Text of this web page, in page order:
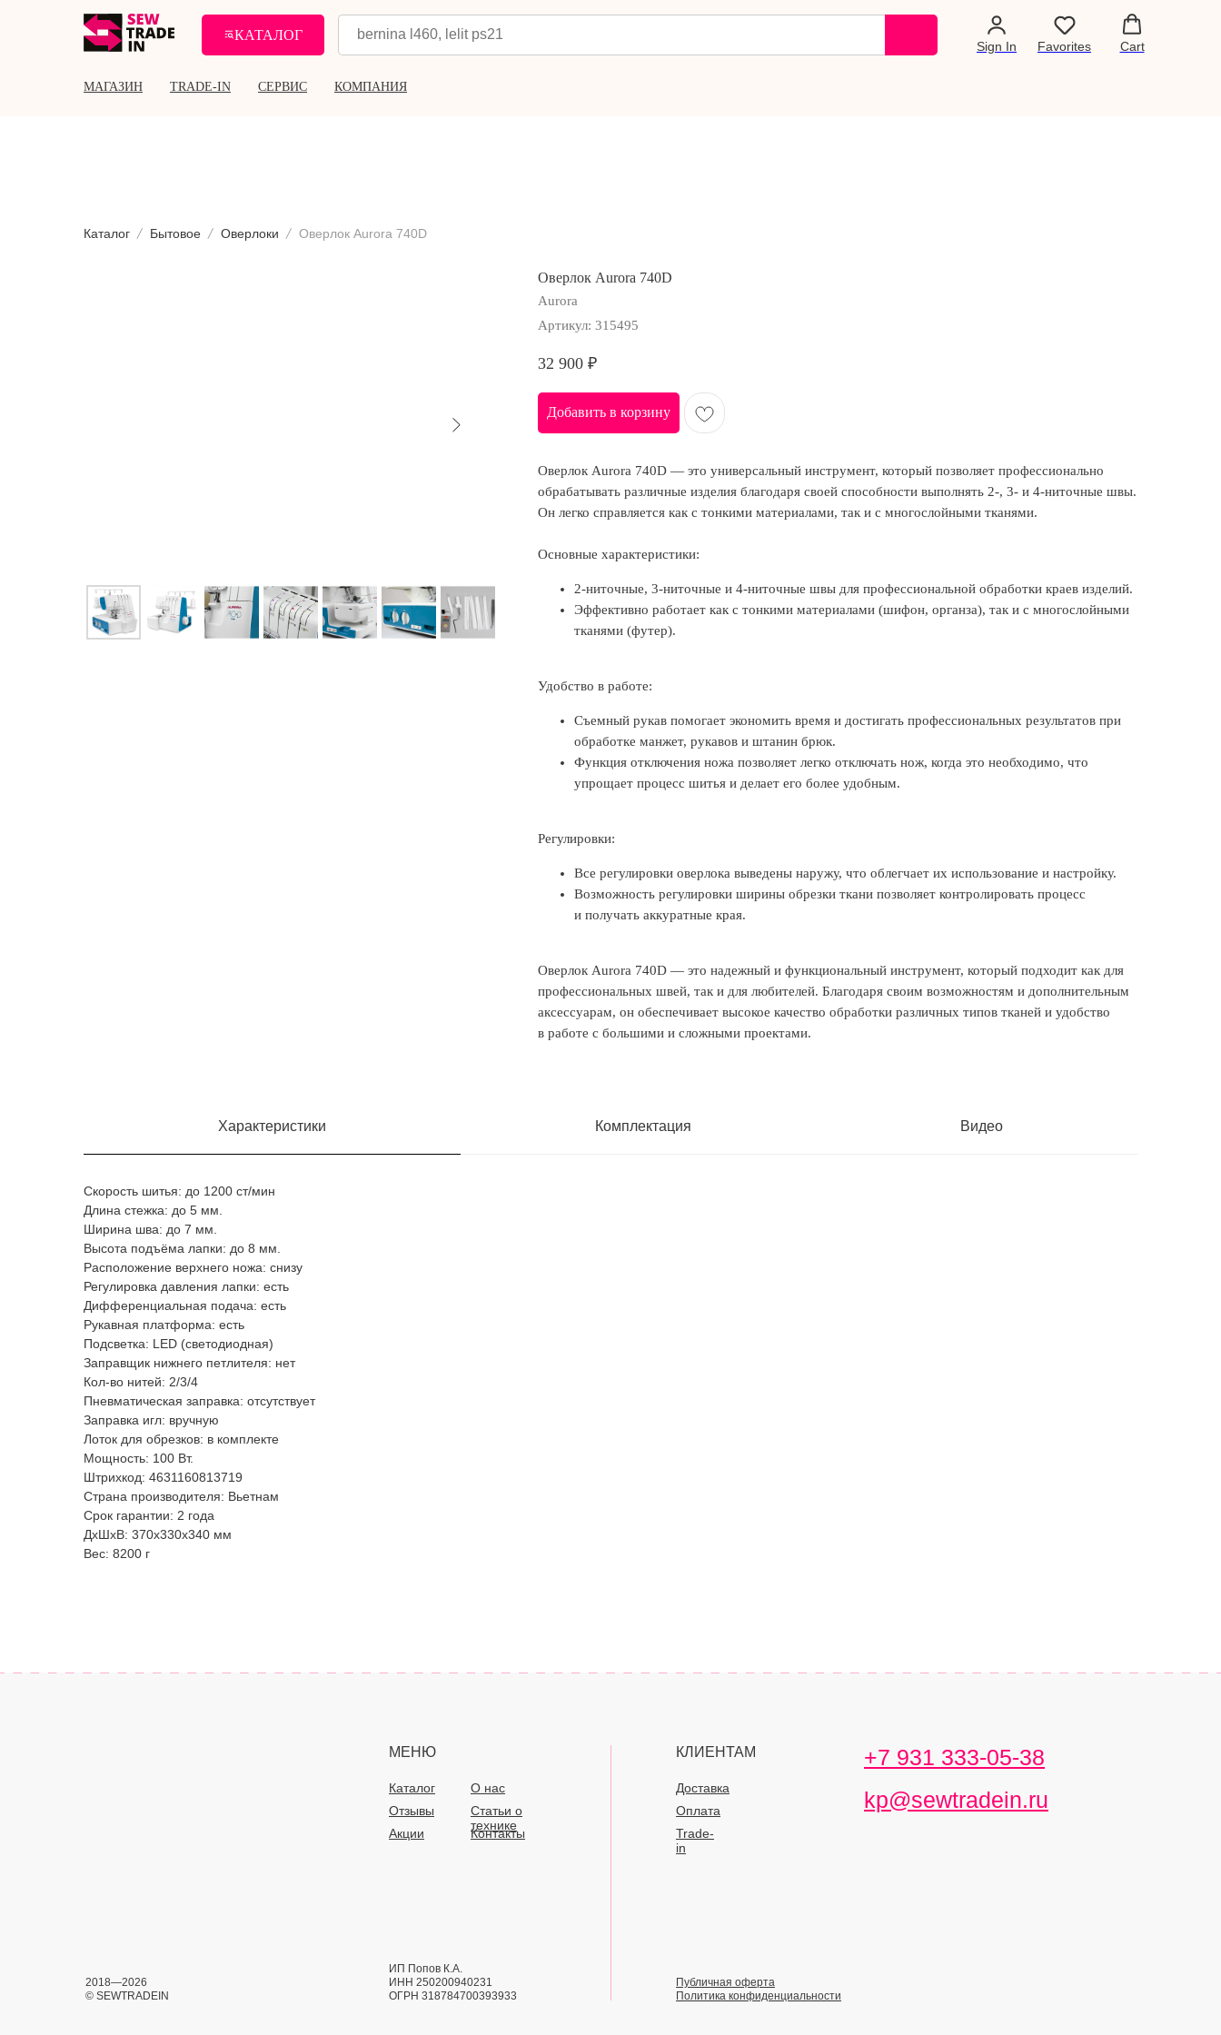
КАТАЛОГ
Sign In Favorites Cart
МАГАЗИН TRADE-IN СЕРВИС КОМПАНИЯ
Каталог Бытовое Оверлоки Оверлок Aurora 740D
Оверлок Aurora 740D
Aurora
Артикул: 315495
32 900 ₽
Добавить в корзину
Оверлок Aurora 740D — это универсальный инструмент, который позволяет профессионально
обрабатывать различные изделия благодаря своей способности выполнять 2-, 3- и 4-ниточные швы.
Он легко справляется как с тонкими материалами, так и с многослойными тканями.
Основные характеристики:
2-ниточные, 3-ниточные и 4-ниточные швы для профессиональной обработки краев изделий.
Эффективно работает как с тонкими материалами (шифон, органза), так и с многослойными
тканями (футер).
Удобство в работе:
Съемный рукав помогает экономить время и достигать профессиональных результатов при
обработке манжет, рукавов и штанин брюк.
Функция отключения ножа позволяет легко отключать нож, когда это необходимо, что
упрощает процесс шитья и делает его более удобным.
Регулировки:
Все регулировки оверлока выведены наружу, что облегчает их использование и настройку.
Возможность регулировки ширины обрезки ткани позволяет контролировать процесс
и получать аккуратные края.
Оверлок Aurora 740D — это надежный и функциональный инструмент, который подходит как для
профессиональных швей, так и для любителей. Благодаря своим возможностям и дополнительным
аксессуарам, он обеспечивает высокое качество обработки различных типов тканей и удобство
в работе с большими и сложными проектами.
Характеристики Комплектация Видео
Скорость шитья: до 1200 ст/мин
Длина стежка: до 5 мм.
Ширина шва: до 7 мм.
Высота подъёма лапки: до 8 мм.
Расположение верхнего ножа: снизу
Регулировка давления лапки: есть
Дифференциальная подача: есть
Рукавная платформа: есть
Подсветка: LED (светодиодная)
Заправщик нижнего петлителя: нет
Кол-во нитей: 2/3/4
Пневматическая заправка: отсутствует
Заправка игл: вручную
Лоток для обрезков: в комплекте
Мощность: 100 Вт.
Штрихкод: 4631160813719
Страна производителя: Вьетнам
Срок гарантии: 2 года
ДxШxВ: 370x330x340 мм
Вес: 8200 г
МЕНЮ КЛИЕНТАМ
Каталог О нас
Доставка
Статьи о
технике
Оплата
Отзывы
Акции
Контакты
Trade-
in
+7 931 333-05-38
kp@sewtradein.ru
ИП Попов К.А.
ИНН 250200940231
ОГРН 318784700393933
Политика конфиденциальности
Публичная оферта
2018—2026
© SEWTRADEIN